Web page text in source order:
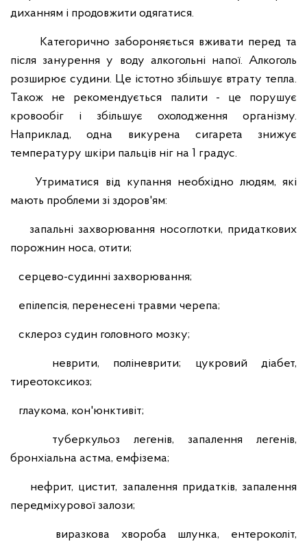
диханням і продовжити одягатися.
Категорично забороняється вживати перед та
після занурення у воду алкогольні напої. Алкоголь
розширює судини. Це істотно збільшує втрату тепла.
Також не рекомендується палити - це порушує
кровообіг і збільшує охолодження організму.
Наприклад, одна викурена сигарета знижує
температуру шкіри пальців ніг на 1 градус.
Утриматися від купання необхідно людям, які
мають проблеми зі здоров'ям:
запальні захворювання носоглотки, придаткових
порожнин носа, отити;
серцево-судинні захворювання;
епілепсія, перенесені травми черепа;
склероз судин головного мозку;
неврити, поліневрити; цукровий діабет,
тиреотоксикоз;
глаукома, кон'юнктивіт;
туберкульоз легенів, запалення легенів,
бронхіальна астма, емфізема;
нефрит, цистит, запалення придатків, запалення
передміхурової залози;
виразкова хвороба шлунка, ентероколіт,